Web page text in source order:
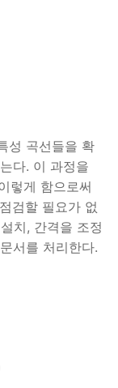
성 곡선들을 확
다. 이 과정을
렇게 함으로써
검할 필요가 없
치, 간격을 조정
서를 처리한다.